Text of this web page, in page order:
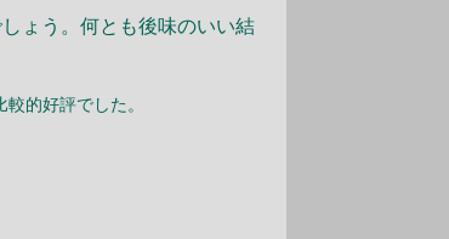
ょう。何とも後味のいい結
的好評でした。